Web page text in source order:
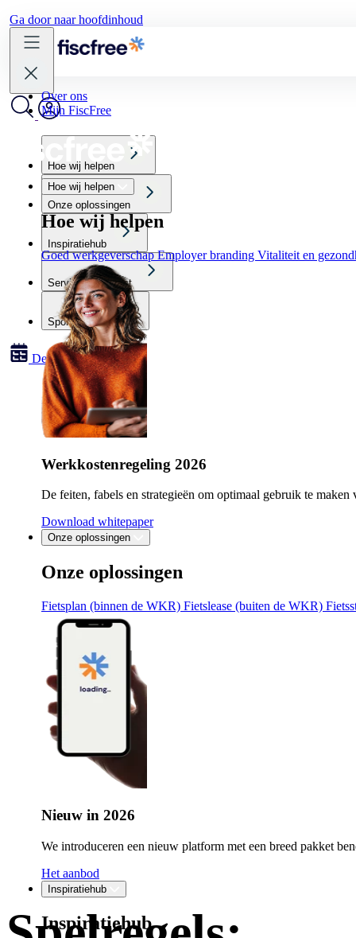
Ga door naar hoofdinhoud
Hoe wij helpen
Onze oplossingen
Inspiratiehub
Service & Contact
Sportscholen
Demo aanvragen
Over ons
Mijn FiscFree
Hoe wij helpen
Hoe wij helpen
Goed werkgeverschapEmployer branding Vitaliteit en
Werkkostenregeling 2026
De feiten, fabels en strategieën om optimaal gebruik te
Download whitepaper
Onze oplossingen
Onze oplossingen
Fietsplan (binnen de WKR) Fietslease (buiten de WKR)
Nieuw in 2026
We introduceren een nieuw platform met een breed pakket
Het aanbod
Inspiratiehub
Inspiratiehub